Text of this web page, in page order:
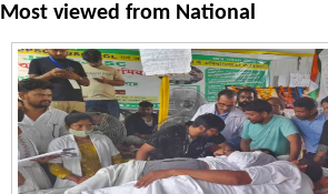
Most viewed from National